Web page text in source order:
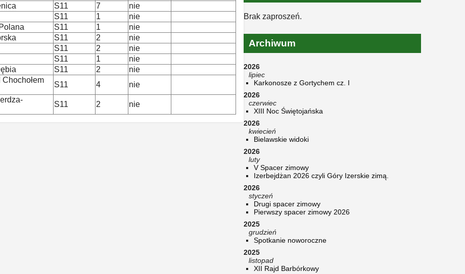
S11 7
nie
S11 1
nie
S11 1
nie
S11 2
nie
S11 2
nie
S11 1
nie
S11 2
nie
Chochołem
S11 4 nie
S11 2 nie
Brak zaproszeń.
Archiwum
2026
lipiec
Karkonosze z Gortychem cz. I
2026
czerwiec
XIII Noc Świętojańska
2026
kwiecień
Bielawskie widoki
2026
luty
V Spacer zimowy
Izerbejdżan 2026 czyli Góry Izerskie zimą.
2026
styczeń
Drugi spacer zimowy
Pierwszy spacer zimowy 2026
2025
grudzień
Spotkanie noworoczne
2025
listopad
XII Rajd Barbórkowy